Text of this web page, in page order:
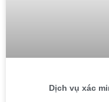
Dịch vụ xác